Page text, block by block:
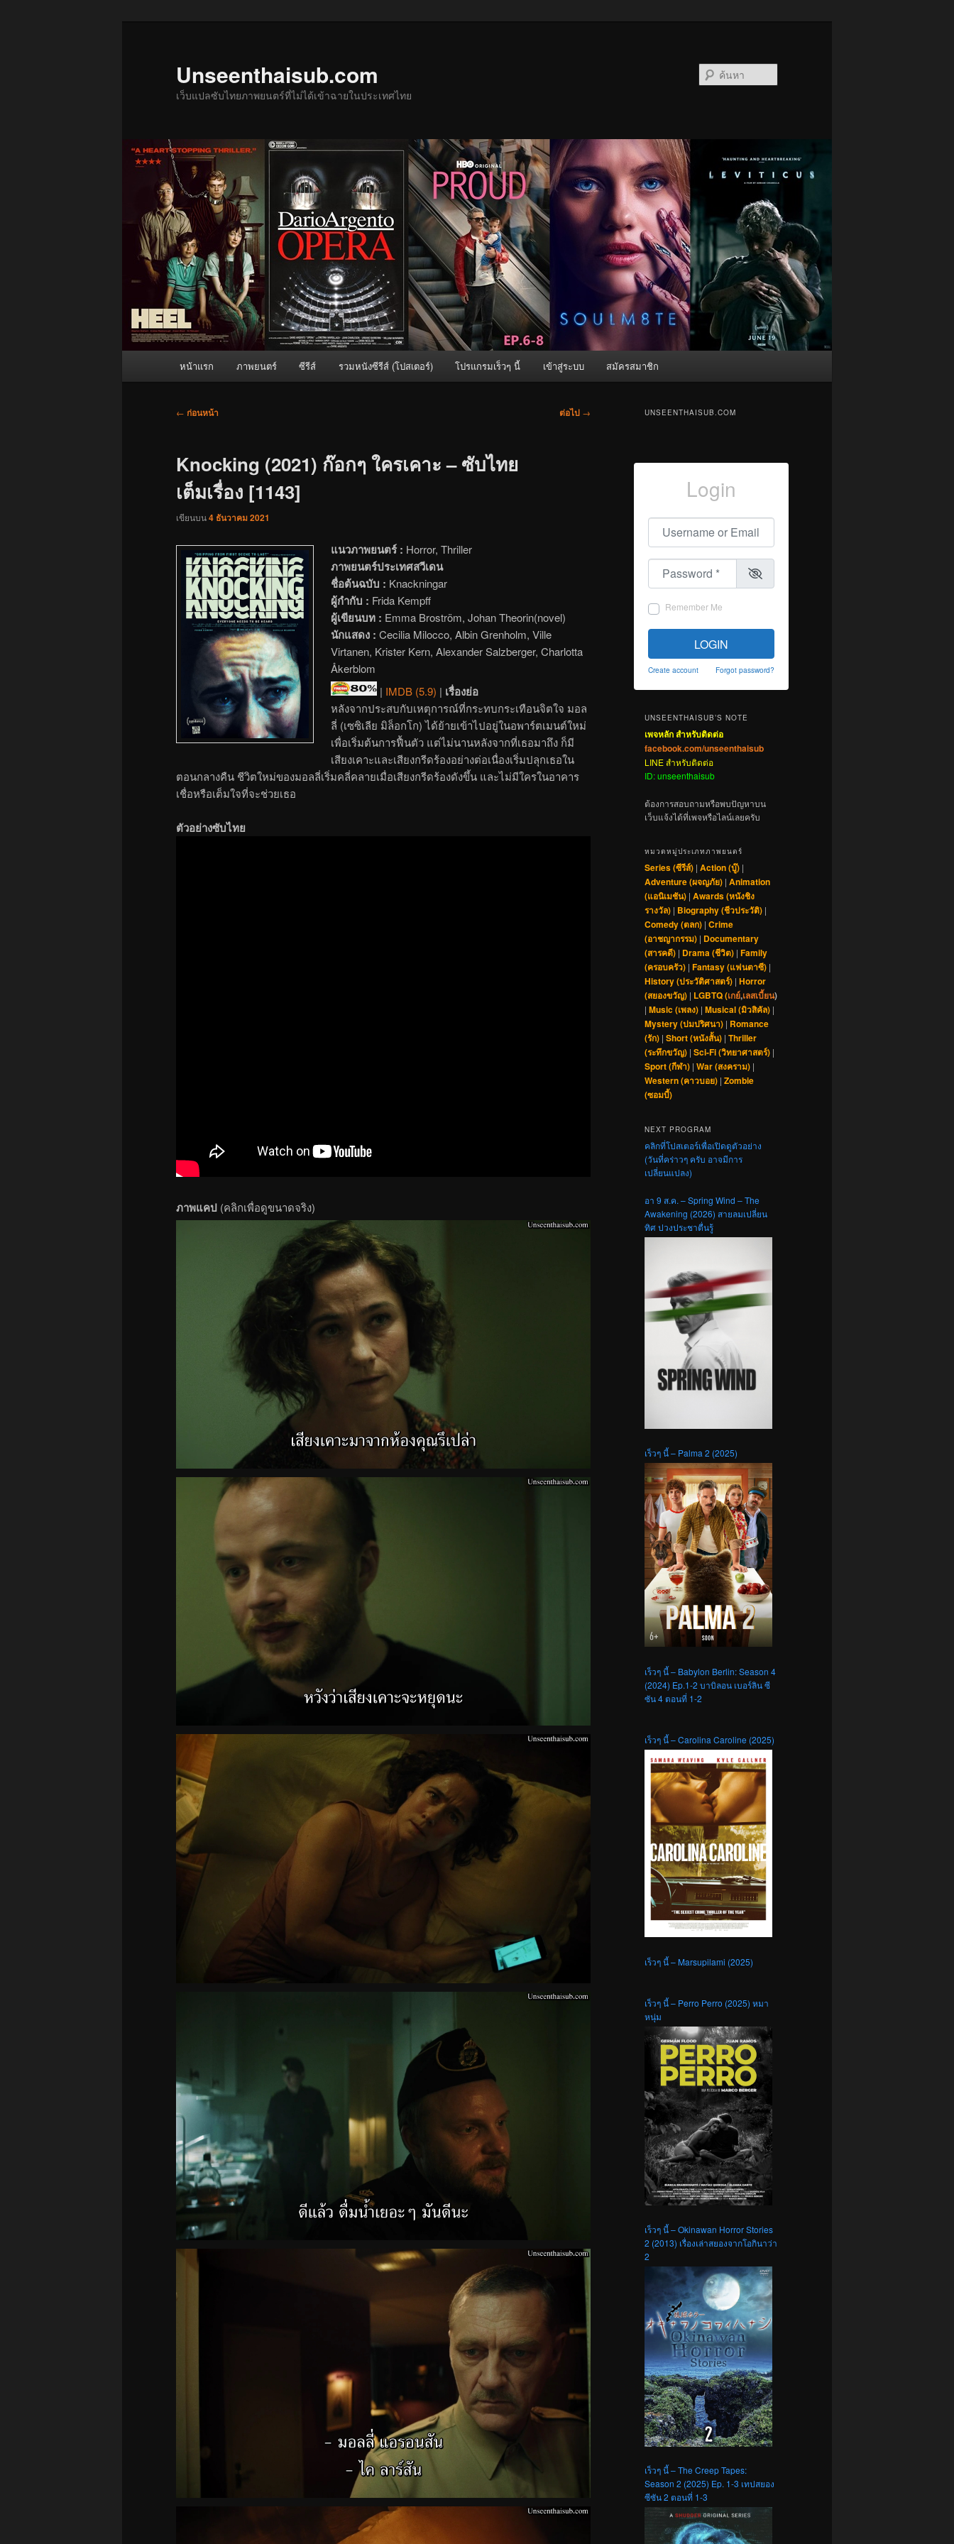
Unseenthaisub.com
เว็บแปลซับไทยภาพยนตร์ที่ไม่ได้เข้าฉายในประเทศไทย
หน้าแรก ภาพยนตร์ ซีรีส์ รวมหนังซีรีส์ (โปสเตอร์) โปรแกรมเร็วๆ นี้ เข้าสู่ระบบ สมัครสมาชิก
เมนู
← ก่อนหน้า ต่อไป →
Knocking (2021) ก๊อกๆ ใครเคาะ – ซับไทย
เต็มเรื่อง [1143]
เขียนบน4 ธันวาคม 2021
แนวภาพยนตร์ : Horror, Thriller
ภาพยนตร์ประเทศสวีเดน
ชื่อต้นฉบับ : Knackningar
ผู้กำกับ : Frida Kempff
ผู้เขียนบท : Emma Broström, Johan Theorin(novel)
นักแสดง : Cecilia Milocco, Albin Grenholm, Ville
Virtanen, Krister Kern, Alexander Salzberger, Charlotta
Åkerblom
| IMDB (5.9) | เรื่องย่อ
หลังจากประสบกับเหตุการณ์ที่กระทบกระเทือนจิตใจ มอล
ลี่ (เซซิเลีย มิล็อกโก) ได้ย้ายเข้าไปอยู่ในอพาร์ตเมนต์ใหม่
เพื่อเริ่มต้นการฟื้นตัว แต่ไม่นานหลังจากที่เธอมาถึง ก็มี
เสียงเคาะและเสียงกรีดร้องอย่างต่อเนื่องเริ่มปลุกเธอใน
ตอนกลางคืน ชีวิตใหม่ของมอลลี่เริ่มคลี่คลายเมื่อเสียงกรีดร้องดังขึ้น และไม่มีใครในอาคาร
เชื่อหรือเต็มใจที่จะช่วยเธอ
ตัวอย่างซับไทย
ภาพแคป (คลิกเพื่อดูขนาดจริง)
UNSEENTHAISUB.COM
Login
Username or Email
Password
Remember Me
LOGIN
Create account Forgot password?
UNSEENTHAISUB’S NOTE
เพจหลัก สำหรับติดต่อ
facebook.com/unseenthaisub
LINE สำหรับติดต่อ
ID: unseenthaisub
ต้องการสอบถามหรือพบปัญหาบน
เว็บแจ้งได้ที่เพจหรือไลน์เลยครับ
หมวดหมู่ประเภทภาพยนตร์
Series (ซีรีส์) | Action (บู๊) |
Adventure (ผจญภัย) | Animation
(แอนิเมชัน) | Awards (หนังชิง
รางวัล) | Biography (ชีวประวัติ) |
Comedy (ตลก) | Crime
(อาชญากรรม) | Documentary
(สารคดี) | Drama (ชีวิต) | Family
(ครอบครัว) | Fantasy (แฟนตาซี) |
History (ประวัติศาสตร์) | Horror
(สยองขวัญ) | LGBTQ (เกย์,เลสเบี้ยน)
| Music (เพลง) | Musical (มิวสิคัล) |
Mystery (ปมปริศนา) | Romance
(รัก) | Short (หนังสั้น) | Thriller
(ระทึกขวัญ) | Sci-Fi (วิทยาศาสตร์) |
Sport (กีฬา) | War (สงคราม) |
Western (คาวบอย) | Zombie
(ซอมบี้)
NEXT PROGRAM
คลิกที่โปสเตอร์เพื่อเปิดดูตัวอย่าง
(วันที่คร่าวๆ ครับ อาจมีการ
เปลี่ยนแปลง)
อา 9 ส.ค. – Spring Wind – The
Awakening (2026) สายลมเปลี่ยน
ทิศ ปวงประชาตื่นรู้
เร็วๆ นี้ – Palma 2 (2025)
เร็วๆ นี้ – Babylon Berlin: Season 4
(2024) Ep.1-2 บาบิลอน เบอร์ลิน ซี
ซัน 4 ตอนที่ 1-2
เร็วๆ นี้ – Carolina Caroline (2025)
เร็วๆ นี้ – Marsupilami (2025)
เร็วๆ นี้ – Perro Perro (2025) หมา
หนุ่ม
เร็วๆ นี้ – Okinawan Horror Stories
2 (2013) เรื่องเล่าสยองจากโอกินาว่า
2
เร็วๆ นี้ – The Creep Tapes:
Season 2 (2025) Ep. 1-3 เทปสยอง
ซีซัน 2 ตอนที่ 1-3